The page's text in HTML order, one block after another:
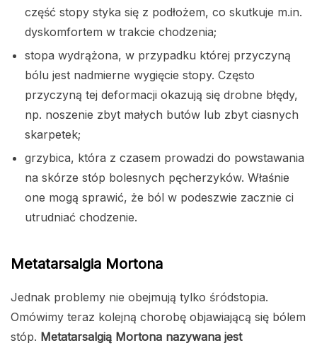
część stopy styka się z podłożem, co skutkuje m.in.
dyskomfortem w trakcie chodzenia;
stopa wydrążona, w przypadku której przyczyną
bólu jest nadmierne wygięcie stopy. Często
przyczyną tej deformacji okazują się drobne błędy,
np. noszenie zbyt małych butów lub zbyt ciasnych
skarpetek;
grzybica, która z czasem prowadzi do powstawania
na skórze stóp bolesnych pęcherzyków. Właśnie
one mogą sprawić, że ból w podeszwie zacznie ci
utrudniać chodzenie.
Metatarsalgia Mortona
Jednak problemy nie obejmują tylko śródstopia.
Omówimy teraz kolejną chorobę objawiającą się bólem
stóp. Metatarsalgią Mortona nazywana jest